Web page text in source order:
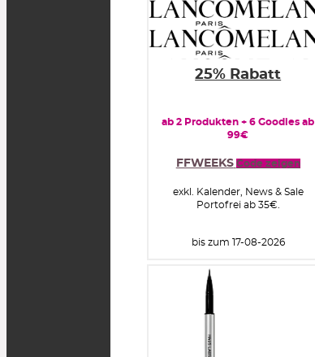
25% Rabatt
ab 2 Produkten + 6 Goodies ab
99€
FFWEEKS Code zeigen
exkl. Kalender, News & Sale
Portofrei ab 35€.
bis zum 17-08-2026